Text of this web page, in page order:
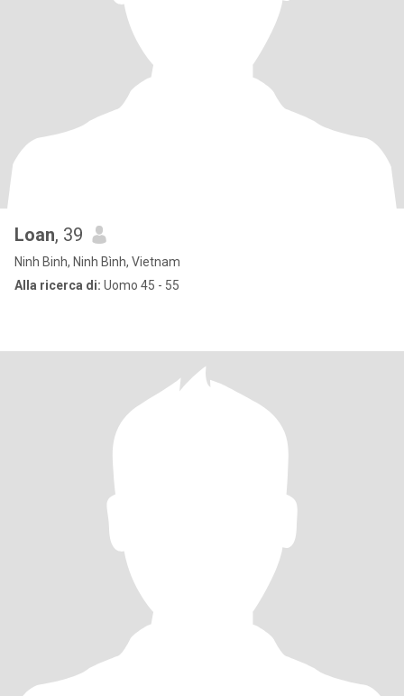
Loan, 39
Ninh Binh, Ninh Bình, Vietnam
Alla ricerca di: Uomo 45 - 55